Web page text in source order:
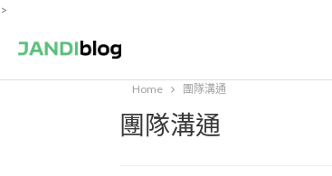
>
Home 團隊溝通
團隊溝通